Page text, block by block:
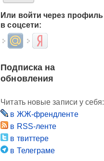
Или войти через профиль
в соцсети:
Login with Mail.ruLogin with Яндекс
Подписка на
обновления
Читать новые записи у себя:
в ЖЖ-френдленте
в RSS-ленте
в твиттере
в Телеграме